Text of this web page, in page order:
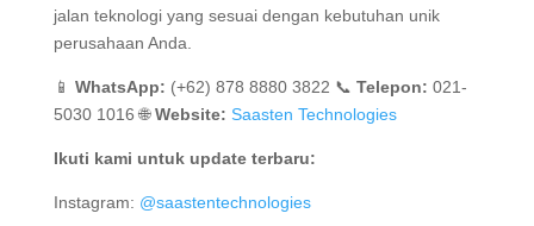
jalan teknologi yang sesuai dengan kebutuhan unik
perusahaan Anda.
📱 WhatsApp: (+62) 878 8880 3822 📞 Telepon: 021-
5030 1016 🌐Website: Saasten Technologies
Ikuti kami untuk update terbaru:
Instagram: @saastentechnologies